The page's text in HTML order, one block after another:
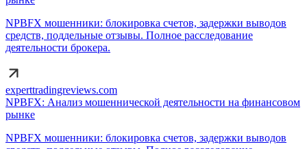
NPBFX мошенники: блокировка счетов, задержки выводов
средств, поддельные отзывы. Полное расследование
деятельности брокера.
experttradingreviews.com
NPBFX: Анализ мошеннической деятельности на финансовом
рынке
NPBFX мошенники: блокировка счетов, задержки выводов